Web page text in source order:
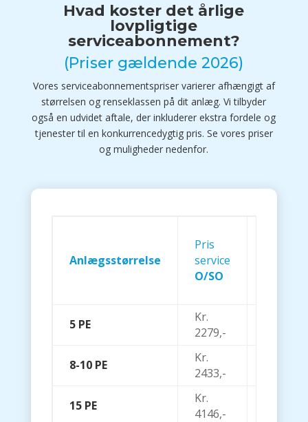
Hvad koster det årlige
lovpligtige
serviceabonnement?
(Priser gældende 2026)
Vores serviceabonnementspriser varierer afhængigt af
størrelsen og renseklassen på dit anlæg. Vi tilbyder
også en udvidet aftale, der inkluderer ekstra fordele og
tjenester til en konkurrencedygtig pris. Se vores priser
og muligheder nedenfor.
Anlægsstørrelse
Pris
service
O/SO
5 PE
Kr.
2279,-
8-10 PE
Kr.
2433,-
15 PE
Kr.
4146,-